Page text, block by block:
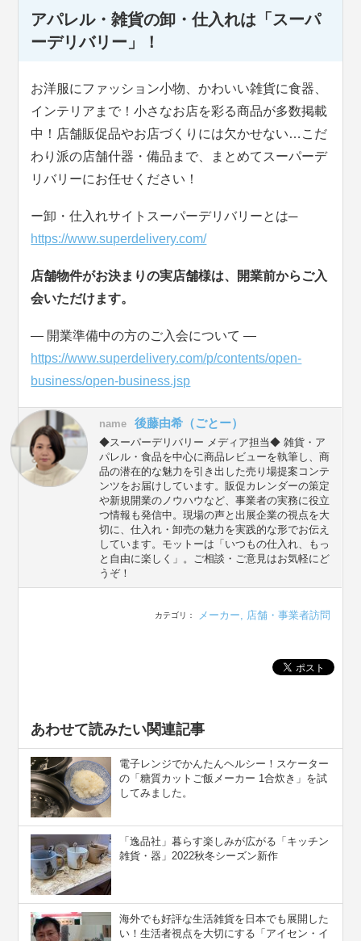
アパレル・雑貨の卸・仕入れは「スーパ
ーデリバリー」！
お洋服にファッション小物、かわいい雑貨に食器、
インテリアまで！小さなお店を彩る商品が多数掲載
中！店舗販促品やお店づくりには欠かせない…こだ
わり派の店舗什器・備品まで、まとめてスーパーデ
リバリーにお任せください！
ー卸・仕入れサイトスーパーデリバリーとは─
https://www.superdelivery.com/
店舗物件がお決まりの実店舗様は、開業前からご入
会いただけます。
― 開業準備中の方のご入会について ―
https://www.superdelivery.com/p/contents/open-
business/open-business.jsp
name 後藤由希（ごとー）
◆スーパーデリバリー メディア担当◆ 雑貨・ア
パレル・食品を中心に商品レビューを執筆し、商
品の潜在的な魅力を引き出した売り場提案コンテ
ンツをお届けしています。販促カレンダーの策定
や新規開業のノウハウなど、事業者の実務に役立
つ情報も発信中。現場の声と出展企業の視点を大
切に、仕入れ・卸売の魅力を実践的な形でお伝え
しています。モットーは「いつもの仕入れ、もっ
と自由に楽しく」。ご相談・ご意見はお気軽にど
うぞ！
カテゴリ： メーカー, 店舗・事業者訪問
あわせて読みたい関連記事
電子レンジでかんたんヘルシー！スケーター
の「糖質カットご飯メーカー 1合炊き」を試
してみました。
「逸品社」暮らす楽しみが広がる「キッチン
雑貨・器」2022秋冬シーズン新作
海外でも好評な生活雑貨を日本でも展開した
い！生活者視点を大切にする「アイセン・イ